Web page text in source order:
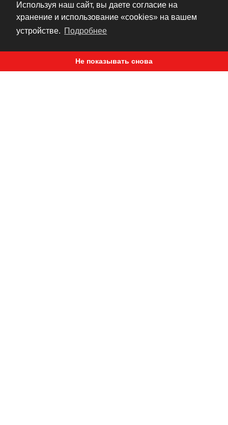
Используя наш сайт, вы даете согласие на
хранение и использование «cookies» на вашем
устройстве. Подробнее
Не показывать снова
РЕКОМЕНДУЕМ